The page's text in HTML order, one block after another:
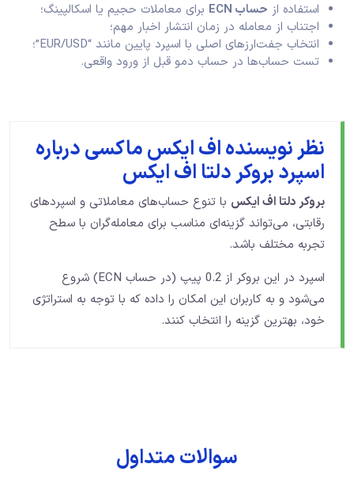
استفاده از حساب
برای معاملات حجیم یا اسکالپینگ؛
اجتناب از معامله در زمان انتشار اخبار مهم؛
انتخاب جفت‌ارزهای اصلی با اسپرد پایین مانند “EUR/USD”؛
تست حساب‌ها در حساب دمو قبل از ورود واقعی.
نظر نویسنده اف ایکس ماکسی درباره
اسپرد بروکر دلتا اف ایکس
بروکر دلتا اف ایکس با تنوع حساب‌های معاملاتی و اسپردهای
رقابتی، می‌تواند گزینه‌ای مناسب برای معامله‌گران با سطح
تجربه مختلف باشد.
اسپرد در این بروکر از 0.2 پیپ (در حساب ECN) شروع
می‌شود و به کاربران این امکان را داده که با توجه به استراتژی
خود، بهترین گزینه را انتخاب کنند.
سوالات متداول